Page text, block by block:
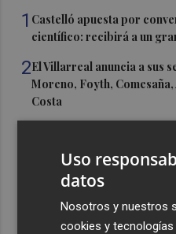
1 Castelló apuesta por
científico: recibirá a un
2El Villarreal anuncia a sus
Moreno, Foyth,
Costa
San Javier da viabilidad al
324 habitaciones
Uso
datos
Nosotros y nuestros
cookies y